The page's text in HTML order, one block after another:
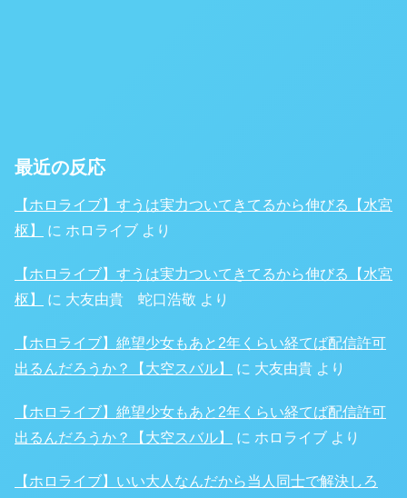
最近の反応
【ホロライブ】すうは実力ついてきてるから伸びる【水宮
枢】
に ホロライブ より
【ホロライブ】すうは実力ついてきてるから伸びる【水宮
枢】
に 大友由貴 蛇口浩敬 より
【ホロライブ】絶望少女もあと2年くらい経てば配信許可
出るんだろうか？【大空スバル】
に 大友由貴 より
【ホロライブ】絶望少女もあと2年くらい経てば配信許可
出るんだろうか？【大空スバル】
に ホロライブ より
【ホロライブ】いい大人なんだから当人同士で解決しろ